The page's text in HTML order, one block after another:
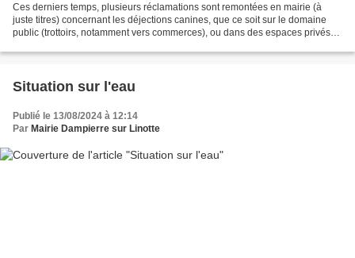
Ces derniers temps, plusieurs réclamations sont remontées en mairie (à
juste titres) concernant les déjections canines, que ce soit sur le domaine
public (trottoirs, notamment vers commerces), ou dans des espaces privés
Situation sur l'eau
Publié le 13/08/2024 à 12:14
Par Mairie Dampierre sur Linotte